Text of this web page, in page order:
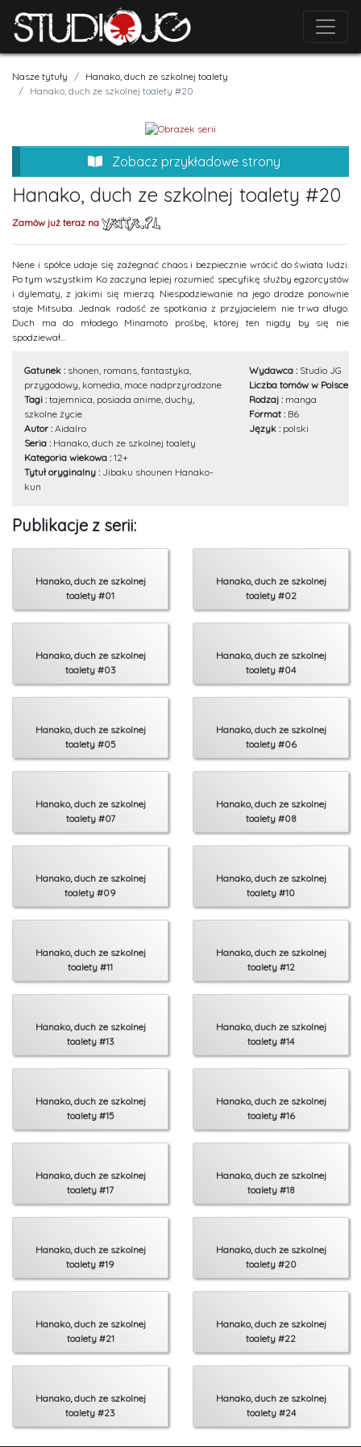
Nasze tytuły
Hanako, duch ze szkolnej toalety
Hanako, duch ze szkolnej toalety #20
Zobacz przykładowe strony
Hanako, duch ze szkolnej toalety #20
Zamów już teraz na
Nene i spółce udaje się zażegnać chaos i bezpiecznie wrócić do świata ludzi.
Po tym wszystkim Ko zaczyna lepiej rozumieć specyfikę służby egzorcystów
i dylematy, z jakimi się mierzą. Niespodziewanie na jego drodze ponownie
staje Mitsuba. Jednak radość ze spotkania z przyjacielem nie trwa długo.
Duch ma do młodego Minamoto prośbę, której ten nigdy by się nie
spodziewał...
Gatunek : shonen, romans, fantastyka,
przygodowy, komedia, moce nadprzyrodzone
Tagi : tajemnica, posiada anime, duchy,
szkolne życie
Autor : AidaIro
Seria : Hanako, duch ze szkolnej toalety
Kategoria wiekowa : 12+
Tytuł oryginalny : Jibaku shounen Hanako-
kun
Wydawca : Studio JG
Liczba tomów w Polsce :
Rodzaj : manga
Format : B6
Język : polski
Publikacje z serii:
Hanako, duch ze szkolnej
toalety #01
Hanako, duch ze szkolnej
toalety #02
Hanako, duch ze szkolnej
toalety #03
Hanako, duch ze szkolnej
toalety #04
Hanako, duch ze szkolnej
toalety #05
Hanako, duch ze szkolnej
toalety #06
Hanako, duch ze szkolnej
toalety #07
Hanako, duch ze szkolnej
toalety #08
Hanako, duch ze szkolnej
toalety #09
Hanako, duch ze szkolnej
toalety #10
Hanako, duch ze szkolnej
toalety #11
Hanako, duch ze szkolnej
toalety #12
Hanako, duch ze szkolnej
toalety #13
Hanako, duch ze szkolnej
toalety #14
Hanako, duch ze szkolnej
toalety #15
Hanako, duch ze szkolnej
toalety #16
Hanako, duch ze szkolnej
toalety #17
Hanako, duch ze szkolnej
toalety #18
Hanako, duch ze szkolnej
toalety #19
Hanako, duch ze szkolnej
toalety #20
Hanako, duch ze szkolnej
toalety #21
Hanako, duch ze szkolnej
toalety #22
Hanako, duch ze szkolnej
toalety #23
Hanako, duch ze szkolnej
toalety #24